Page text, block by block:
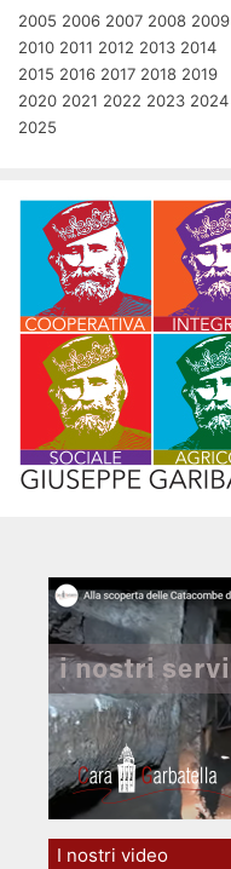
2005 2006 2007 2008 2009
2010 2011 2012 2013 2014
2015 2016 2017 2018 2019
2020 2021 2022 2023 2024
2025
I nostri video